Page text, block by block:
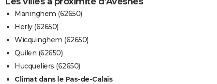
Maninghem (62650)
Herly (62650)
Wicquinghem (62650)
Quilen (62650)
Hucqueliers (62650)
Climat dans le Pas-de-Calais